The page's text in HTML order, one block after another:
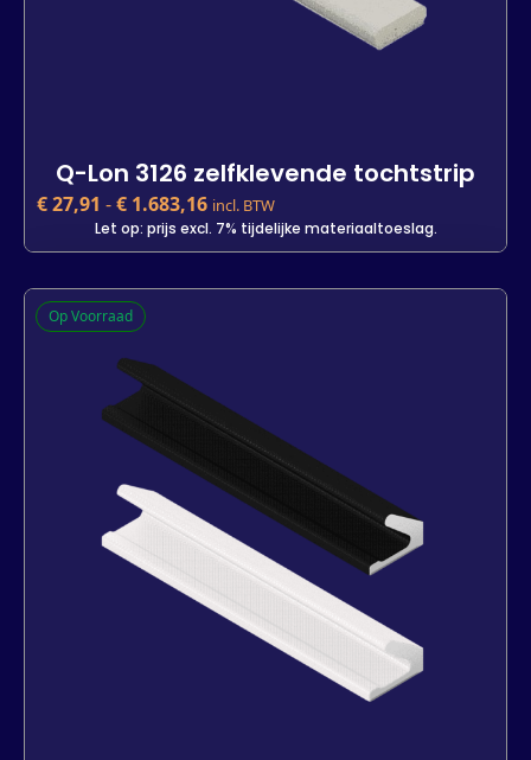
Q-Lon 3126 zelfklevende tochtstrip
€27,91 -€ 1.683,16 incl. BTW
Let op: prijs excl. 7% tijdelijke materiaaltoeslag.
Q-Lon 3126 zelfklevende tochtstrip
€27,91 incl. BTW
7 m 1400 m
- +
In winkelwagen
Op Voorraad